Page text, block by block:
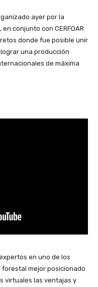
ayer por la
conjunto con CERFOAR
donde fue posible unir
una producción
de máxima
en uno de los
mejor posicionado
virtuales las ventajas y